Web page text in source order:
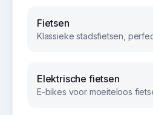
Fietsen
Elektrische fietsen